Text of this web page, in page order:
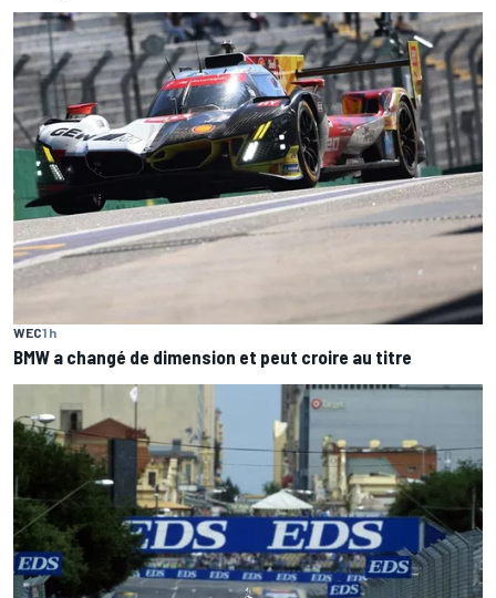
WEC1 h
BMW a changé de dimension et peut croire au titre